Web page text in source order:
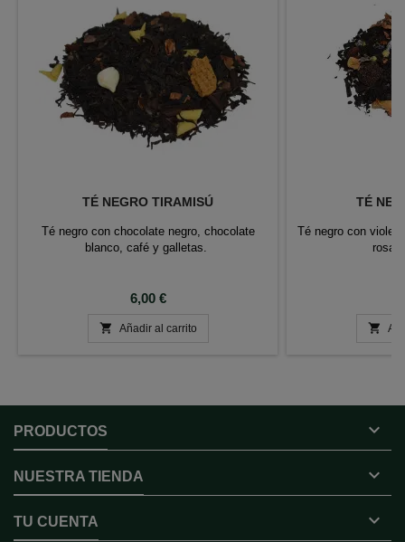
TÉ NEGRO TIRAMISÚ
Té negro con chocolate negro, chocolate
blanco, café y galletas.
Precio
6,00 €
 Añadir al carrito
TÉ
Té negro con

PRODUCTOS 
NUESTRA TIENDA 
TU CUENTA 